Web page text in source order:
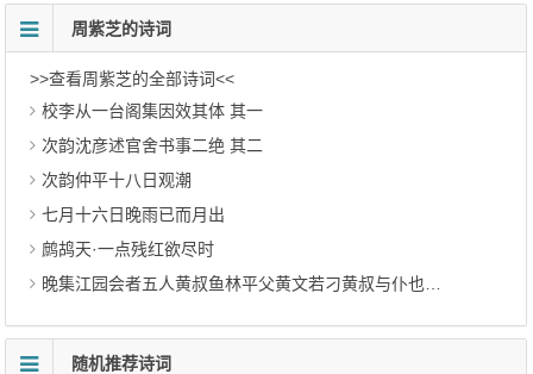
周紫芝的诗词
>>查看周紫芝的全部诗词<<
校李从一台阁集因效其体 其一
次韵沈彦述官舍书事二绝 其二
次韵仲平十八日观潮
七月十六日晚雨已而月出
鹧鸪天·一点残红欲尽时
晚集江园会者五人黄叔鱼林平父黄文若刁黄叔与仆也以暝色带飞鸟为韵余得色字
随机推荐诗词